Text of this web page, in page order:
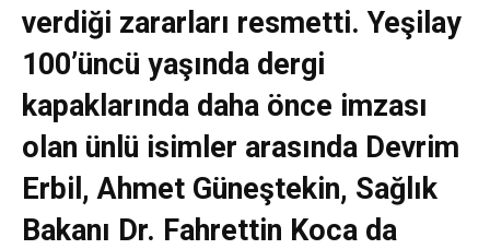
verdiği zararları resmetti. Yeşilay
100’üncü yaşında dergi
kapaklarında daha önce imzası
olan ünlü isimler arasında Devrim
Erbil, Ahmet Güneştekin, Sağlık
Bakanı Dr. Fahrettin Koca da